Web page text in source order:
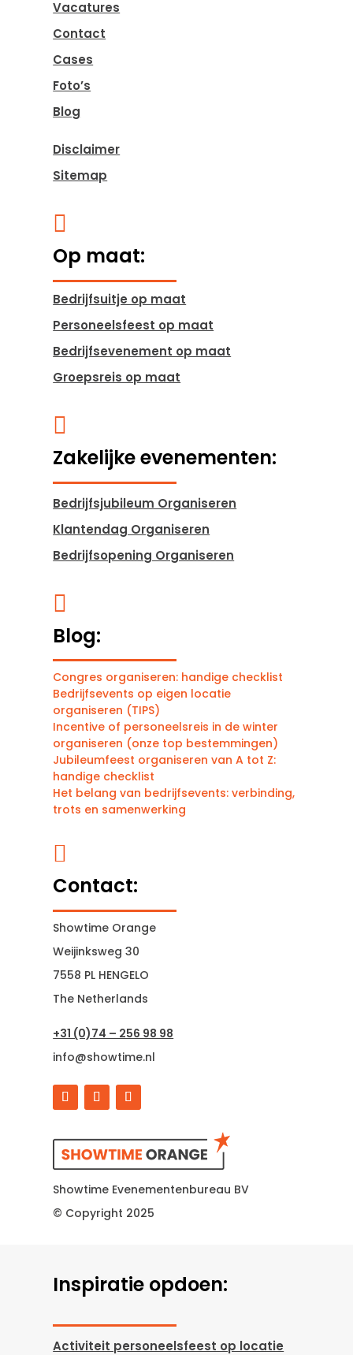
Vacatures
Contact
Cases
Foto’s
Blog
Disclaimer
Sitemap

Op maat:
Bedrijfsuitje op maat
Personeelsfeest op maat
Bedrijfsevenement op maat
Groepsreis op maat

Zakelijke evenementen:
Bedrijfsjubileum Organiseren
Klantendag Organiseren
Bedrijfsopening Organiseren

Blog:
Congres organiseren: handige checklist
Bedrijfsevents op eigen locatie
organiseren (TIPS)
Incentive of personeelsreis in de winter
organiseren (onze top bestemmingen)
Jubileumfeest organiseren van A tot Z:
handige checklist
Het belang van bedrijfsevents: verbinding,
trots en samenwerking

Contact:
Showtime Orange
Weijinksweg 30
7558 PL HENGELO
The Netherlands
+31 (0)74 – 256 98 98
info@showtime.nl
Showtime Evenementenbureau BV
© Copyright 2025
Inspiratie opdoen:
Activiteit personeelsfeest op locatie